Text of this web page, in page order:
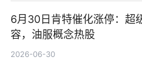
6月30日肯特催化涨停：超
容，油服概念热股
2026-06-30